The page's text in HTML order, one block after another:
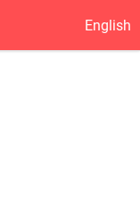
English